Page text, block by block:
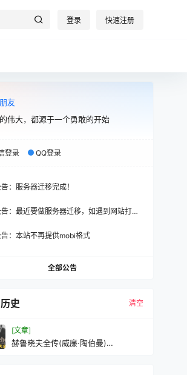
登录 快速注册
友
伟大，都源于一个勇敢的开始
登录 QQ登录
： 服务器迁移完成！
： 最近要做服务器迁移，如遇到网站打不开，请改日再试。
： 本站不再提供mobi格式
全部公告
史 清空
[文章]
赫鲁晓夫全传(威廉·陶伯曼)